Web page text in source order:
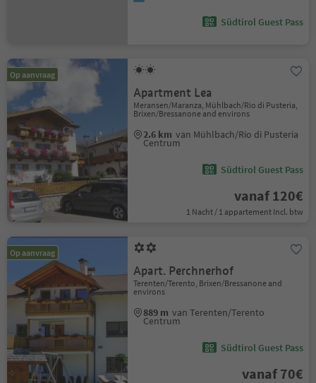
Südtirol Guest Pass
Op aanvraag
Apartment Lea
Meransen/Maranza, Mühlbach/Rio di Pusteria,
Brixen/Bressanone and environs
2.6 km van Mühlbach/Rio di Pusteria
Centrum
Südtirol Guest Pass
vanaf 120€
1 Nacht / 1 appartement Incl. btw
Op aanvraag
Apart. Perchnerhof
Terenten/Terento, Brixen/Bressanone and
environs
889 m van Terenten/Terento
Centrum
Südtirol Guest Pass
vanaf 70€